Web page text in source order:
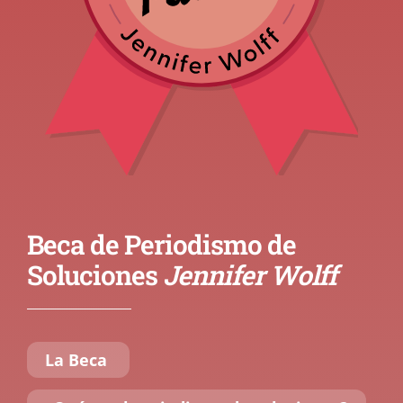
Beca de Periodismo de
Soluciones Jennifer Wolff
La Beca